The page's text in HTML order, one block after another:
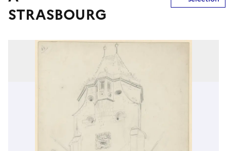
STRASBOURG